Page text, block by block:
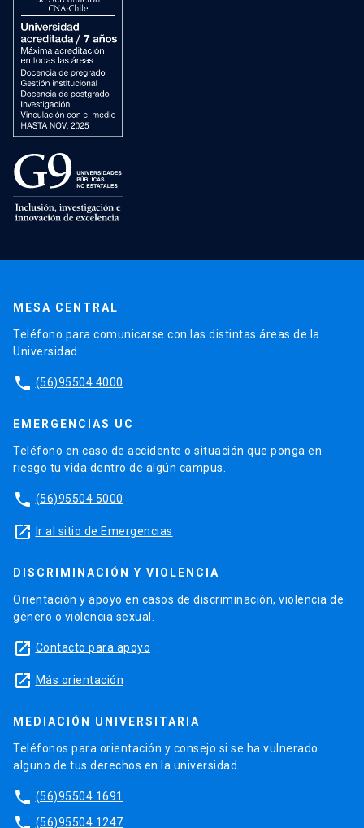
MESA CENTRAL
Teléfono para comunicarse con las distintas áreas de la
Universidad.
phone (56)95504 4000
EMERGENCIAS UC
Teléfono en caso de accidente o situación que ponga en
riesgo tu vida dentro de algún campus.
phone (56)95504 5000
launch Ir al sitio de Emergencias
DISCRIMINACIÓN Y VIOLENCIA
Orientación y apoyo en casos de discriminación, violencia de
género o violencia sexual.
launch Contacto para apoyo
launch Más orientación
MEDIACIÓN UNIVERSITARIA
Teléfonos para orientación y consejo si se ha vulnerado
alguno de tus derechos en la universidad.
phone (56)95504 1691
phone (56)95504 1247